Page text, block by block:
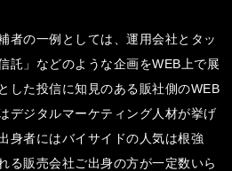
の一例としては、運用会社とタッ
託」などのような企画をWEB上で展
した投信に知見のある販社側のWEB
デジタルマーケティング人材が挙げ
身者にはバイサイドの人気は根強
る販売会社ご出身の方が一定数いら